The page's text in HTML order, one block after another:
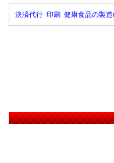
決済代行 印刷 健康食品の製